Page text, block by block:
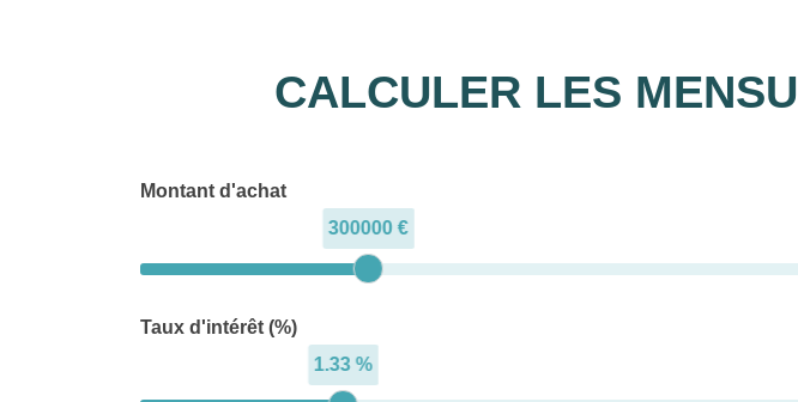
CALCULER LES
Montant d'achat
300000 €
Taux d'intérêt (%)
1.33 %